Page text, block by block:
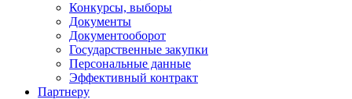
Конкурсы, выборы
Документы
Документооборот
Государственные закупки
Персональные данные
Эффективный контракт
Партнеру